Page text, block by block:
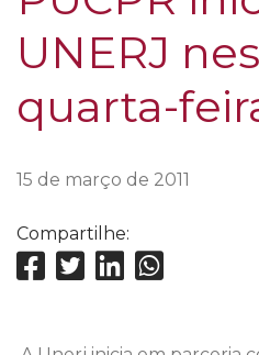
UNERJ
quarta-
15 de março de 2011
Compartilhe: